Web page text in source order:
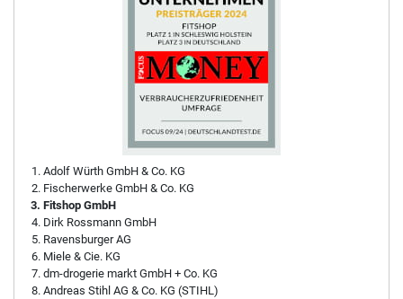
Adolf Würth GmbH & Co. KG
Fischerwerke GmbH & Co. KG
Fitshop GmbH
Dirk Rossmann GmbH
Ravensburger AG
Miele & Cie. KG
dm-drogerie markt GmbH + Co. KG
Andreas Stihl AG & Co. KG (STIHL)